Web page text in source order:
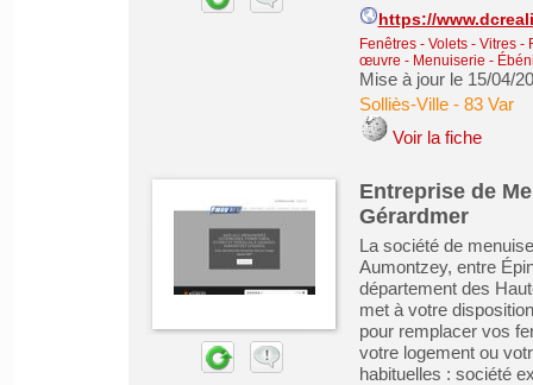
https://
Fenêtres - Volets - Vitres -
œuvre - Menuiserie -
Mise à jour le 15/04/
Solliès-Ville- 83 Var
Voir la fiche
Entreprise de
Gérardmer
La société de
Aumontzey, entre
département des
met à votre
pour remplacer vos
votre logement ou
habituelles : société